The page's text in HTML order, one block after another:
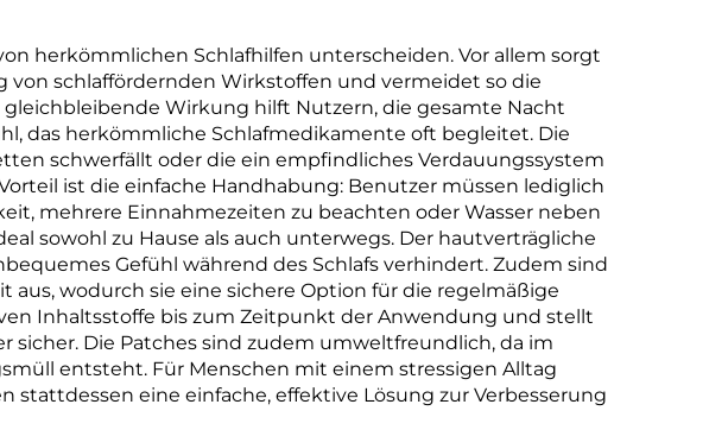
Nasenstreifen
herkömmlichen Schlafhilfen unterscheiden. Vor allem sorgt
schlaffördernden Wirkstoffen und vermeidet so die
Wirkung hilft Nutzern, die gesamte Nacht
das herkömmliche Schlafmedikamente oft begleitet. Die
schwerfällt oder die ein empfindliches Verdauungssystem
ist die einfache Handhabung: Benutzer müssen lediglich
mehrere Einnahmezeiten zu beachten oder Wasser neben
sowohl zu Hause als auch unterwegs. Der hautverträgliche
Gefühl während des Schlafs verhindert. Zudem sind
wodurch sie eine sichere Option für die regelmäßige
Inhaltsstoffe bis zum Zeitpunkt der Anwendung und stellt
Die Patches sind zudem umweltfreundlich, da im
entsteht. Für Menschen mit einem stressigen Alltag
eine einfache, effektive Lösung zur Verbesserung